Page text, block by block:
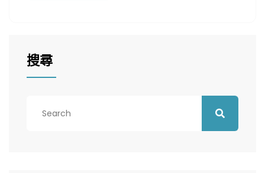
搜尋